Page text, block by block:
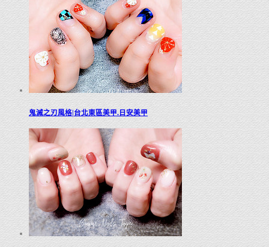
鬼滅之刃風格|台北東區美甲.日安美甲